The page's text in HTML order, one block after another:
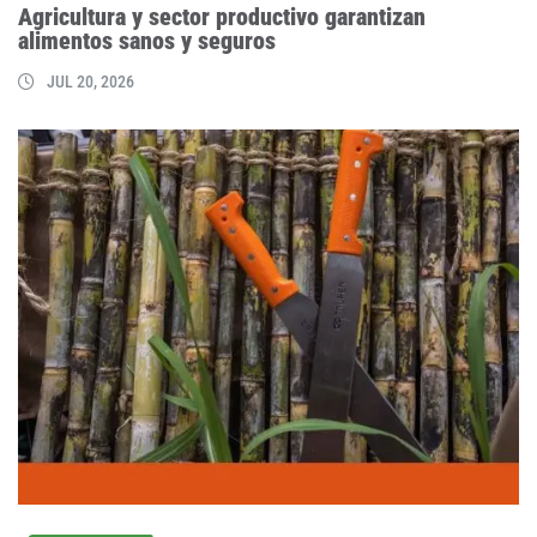
Agricultura y sector productivo garantizan
alimentos sanos y seguros
JUL 20, 2026